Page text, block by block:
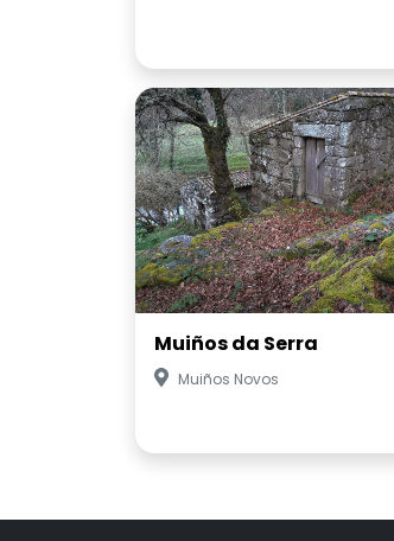
Muiños da Serra
Muiños Novos